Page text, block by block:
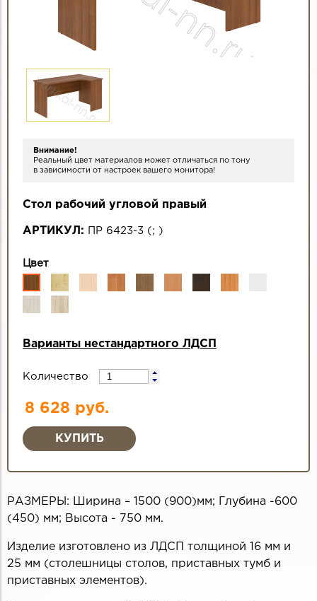
Внимание!
Реальный цвет материалов может отличаться по тону
в зависимости от настроек вашего монитора!
Стол рабочий угловой правый
АРТИКУЛ: ПР 6423-3 ( ; )
Цвет
Варианты нестандартного ЛДСП
Количество
8 628 руб.
РАЗМЕРЫ: Ширина – 1500 (900)мм; Глубина -600
(450) мм; Высота - 750 мм.
Изделие изготовлено из ЛДСП толщиной 16 мм и
25 мм (столешницы столов, приставных тумб и
приставных элементов).